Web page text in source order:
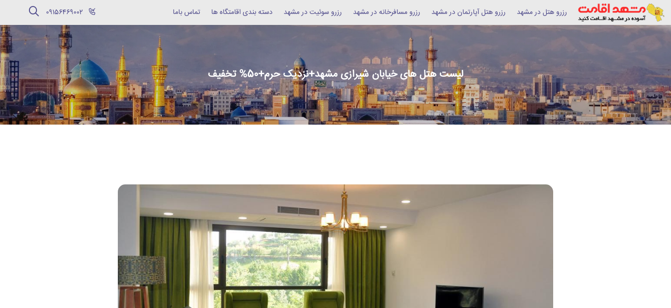
رزرو هتل در مشهد رزرو هتل آپارتمان در مشهد رزرو مسافرخانه در مشهد رزرو سوئیت در مشهد دسته بندی اقامتگاه ها تماس باما
لیست هتل های خیابان شیرازی مشهد+نزدیک حرم+50% تخفیف